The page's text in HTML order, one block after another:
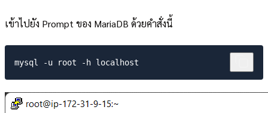
เข้าไปยัง Prompt ของ MariaDB ด้วยคำสั่งนี้